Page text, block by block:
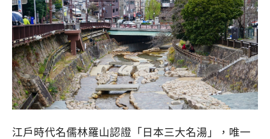
江戶時代名儒林羅山認證「日本三大名湯」，唯一